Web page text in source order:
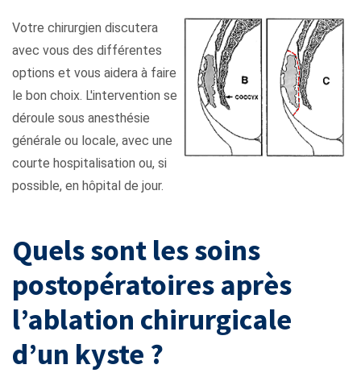
Votre chirurgien discutera
avec vous des différentes
options et vous aidera à faire
le bon choix. L'intervention se
déroule sous anesthésie
générale ou locale, avec une
courte hospitalisation ou, si
possible, en hôpital de jour.
Quels sont les soins
postopératoires après
l’ablation chirurgicale
d’un kyste ?